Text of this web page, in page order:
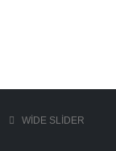
WIDE SLIDER